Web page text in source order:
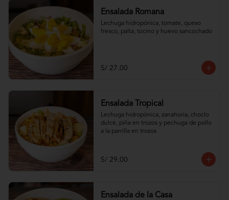
Ensalada Romana
Lechuga hidropónica, tomate, queso
fresco, palta, tocino y huevo sancochado
S/ 27.00
Ensalada Tropical
Lechuga hidropónica, zanahoria, choclo
dulce, piña en trozos y pechuga de pollo
a la parrilla en trozos
S/ 29.00
Ensalada de la Casa